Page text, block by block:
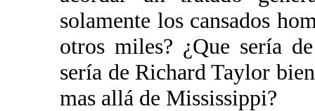
solamente los cansados
otros miles? ¿Que sería
sería de Richard Taylor
mas allá de Mississippi?